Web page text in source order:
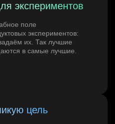
экспериментов
поле
экспериментов:
их. Так лучшие
в самые лучшие.
цель